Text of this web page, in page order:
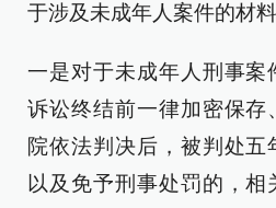
于涉及未成年人案件的材料
一是对于未成年人刑事案
诉讼终结前一律加密保存
院依法判决后，被判处五
以及免予刑事处罚的，相